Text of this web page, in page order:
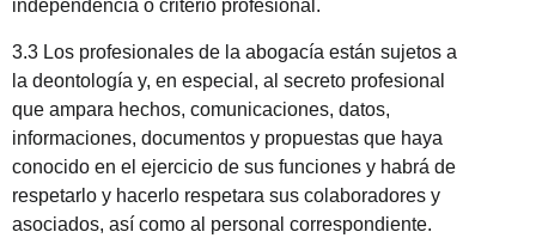
independencia o criterio profesional.
3.3 Los profesionales de la abogacía están sujetos a
la deontología y, en especial, al secreto profesional
que ampara hechos, comunicaciones, datos,
informaciones, documentos y propuestas que haya
conocido en el ejercicio de sus funciones y habrá de
respetarlo y hacerlo respetara sus colaboradores y
asociados, así como al personal correspondiente.